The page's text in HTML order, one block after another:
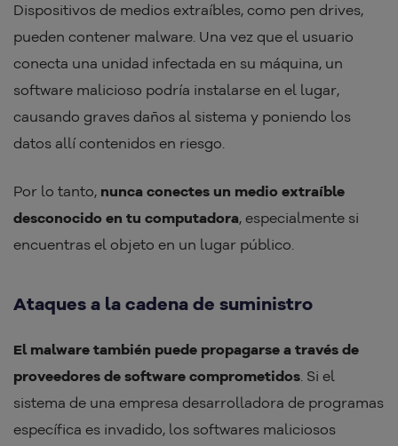
Dispositivos de medios extraíbles, como pen drives,
pueden contener malware. Una vez que el usuario
conecta una unidad infectada en su máquina, un
software malicioso podría instalarse en el lugar,
causando graves daños al sistema y poniendo los
datos allí contenidos en riesgo.
Por lo tanto, nunca conectes un medio extraíble
desconocido en tu computadora, especialmente si
encuentras el objeto en un lugar público.
Ataques a la cadena de suministro
El malware también puede propagarse a través de
proveedores de software comprometidos. Si el
sistema de una empresa desarrolladora de programas
específica es invadido, los softwares maliciosos